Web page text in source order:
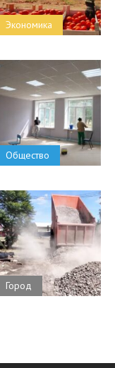
Экономика
Общество
Город